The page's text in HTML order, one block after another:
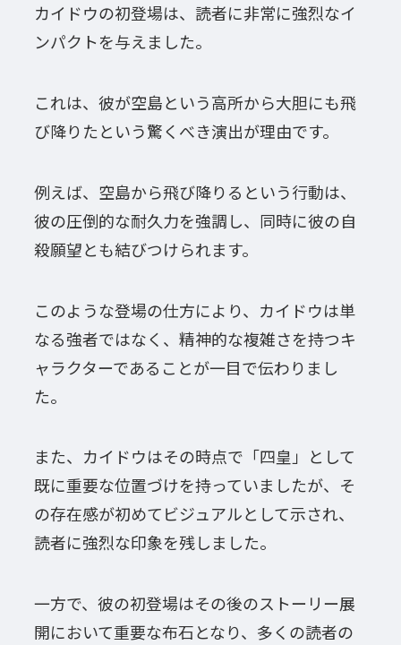
カイドウの初登場は、読者に非常に強烈なイ
ンパクトを与えました。
これは、彼が空島という高所から大胆にも飛
び降りたという驚くべき演出が理由です。
例えば、空島から飛び降りるという行動は、
彼の圧倒的な耐久力を強調し、同時に彼の自
殺願望とも結びつけられます。
このような登場の仕方により、カイドウは単
なる強者ではなく、精神的な複雑さを持つキ
ャラクターであることが一目で伝わりまし
た。
また、カイドウはその時点で「四皇」として
既に重要な位置づけを持っていましたが、そ
の存在感が初めてビジュアルとして示され、
読者に強烈な印象を残しました。
一方で、彼の初登場はその後のストーリー展
開において重要な布石となり、多くの読者の